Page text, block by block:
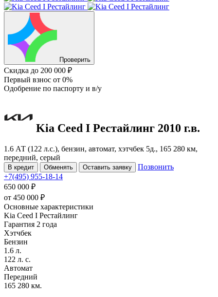
Проверить
Скидка до 200 000 ₽
Первый взнос от 0%
Одобрение по паспорту и в/у
Kia Ceed I Рестайлинг 2010 г.в.
1.6 АТ (122 л.с.), бензин, автомат, хэтчбек 5д., 165 280 км,
передний, серый
В кредит Обменять Оставить заявку
Позвонить
+7(495) 955-18-14
650 000 ₽
от 450 000 ₽
Основные характеристики
Kia Ceed I Рестайлинг
Гарантия 2 года
Хэтчбек
Бензин
1.6 л.
122 л. с.
Автомат
Передний
165 280 км.